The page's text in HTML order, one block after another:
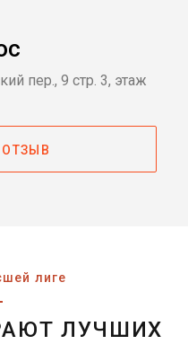
пер., 9 стр. 3, этаж
лиге
ЛУЧШИХ